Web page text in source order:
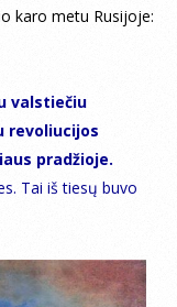
karo metu Rusijoje:
valstiečiu
revoliucijos
pradžioje.
Tai iš tiesų buvo